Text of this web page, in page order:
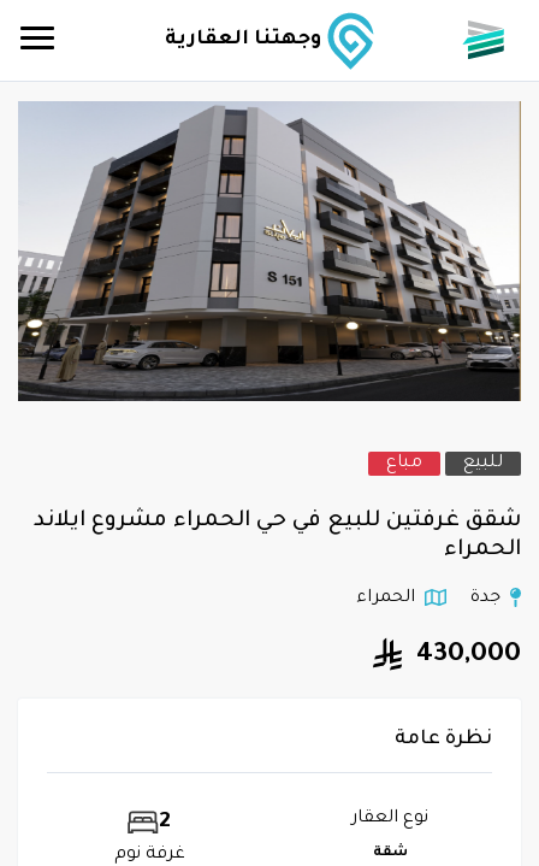
وجهتنا العقارية
للبيع مباع
شقق غرفتين للبيع في حي الحمراء مشروع ايلاند
الحمراء
جدة الحمراء
430,000
نظرة عامة
نوع العقار
شقة
2
غرفة نوم